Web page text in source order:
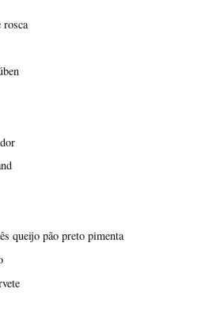
queijo pão preto pimenta